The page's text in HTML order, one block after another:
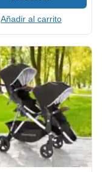
Añadir al carrito